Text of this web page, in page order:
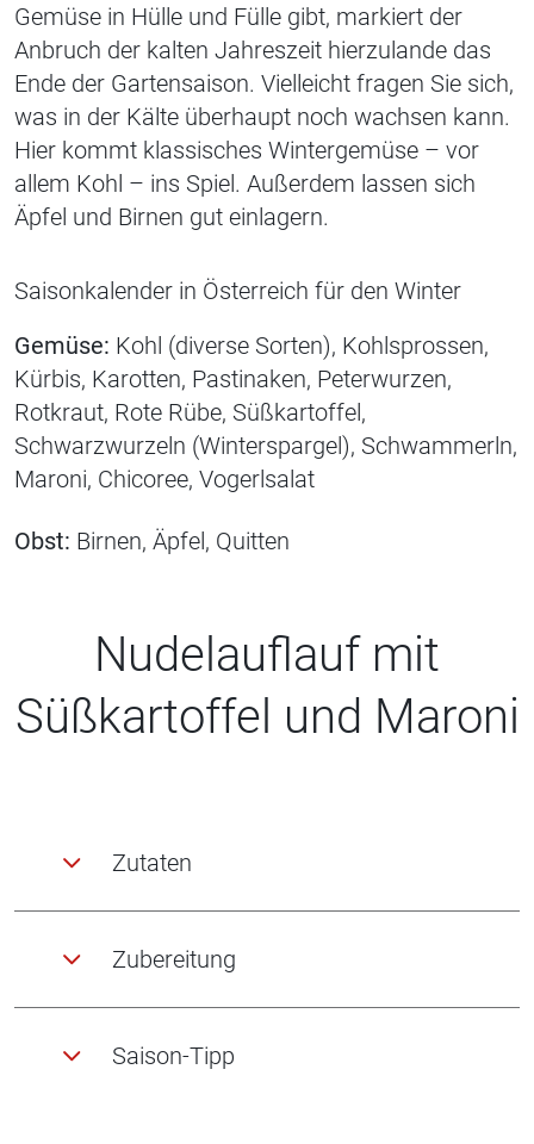
Gemüse in Hülle und Fülle gibt, markiert der
Anbruch der kalten Jahreszeit hierzulande das
Ende der Gartensaison. Vielleicht fragen Sie sich,
was in der Kälte überhaupt noch wachsen kann.
Hier kommt klassisches Wintergemüse – vor
allem Kohl – ins Spiel. Außerdem lassen sich
Äpfel und Birnen gut einlagern.
Saisonkalender in Österreich für den Winter
Gemüse: Kohl (diverse Sorten), Kohlsprossen,
Kürbis, Karotten, Pastinaken, Peterwurzen,
Rotkraut, Rote Rübe, Süßkartoffel,
Schwarzwurzeln (Winterspargel), Schwammerln,
Maroni, Chicoree, Vogerlsalat
Obst: Birnen, Äpfel, Quitten
Nudelauflauf mit
Süßkartoffel und Maroni
Zutaten
Zubereitung
Saison-Tipp